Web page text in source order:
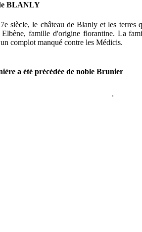
BLANLY
siècle, le château de Blanly et les terres
famille d'origine florantine. La
complot manqué contre les Médicis.
a été précédée de noble Brunier
.